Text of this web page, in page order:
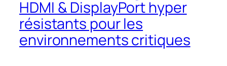
HDMI & DisplayPort hyper
résistants pour les
environnements critiques